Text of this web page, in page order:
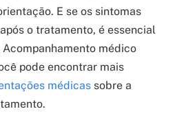
E se os sintomas
o tratamento, é essencial
médico
pode encontrar mais
médicas sobre a